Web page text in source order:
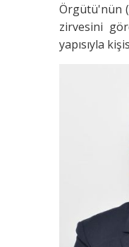
Örgütü'nün
zirvesini
yapısıyla